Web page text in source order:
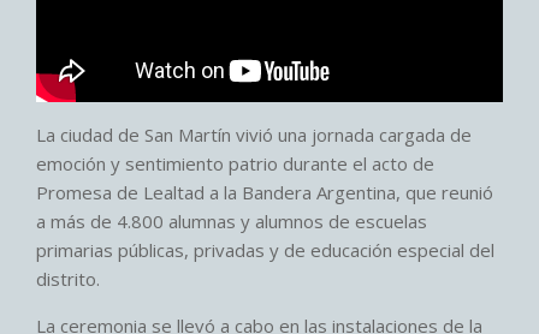
La ciudad de San Martín vivió una jornada cargada de
emoción y sentimiento patrio durante el acto de
Promesa de Lealtad a la Bandera Argentina, que reunió
a más de 4.800 alumnas y alumnos de escuelas
primarias públicas, privadas y de educación especial del
distrito.
La ceremonia se llevó a cabo en las instalaciones de la